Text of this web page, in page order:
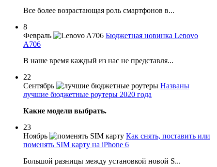
Все более возрастающая роль смартфонов в...
8
Февраль
Бюджетная новинка Lenovo
A706
В наше время каждый из нас не представля...
22
Сентябрь
Названы
лучшие бюджетные роутеры 2020 года
Какие модели выбрать.
23
Ноябрь
Как снять, поставить или
поменять SIM карту на iPhone 6
Большой разницы между установкой новой S...